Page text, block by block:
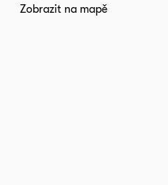
Zobrazit na mapě